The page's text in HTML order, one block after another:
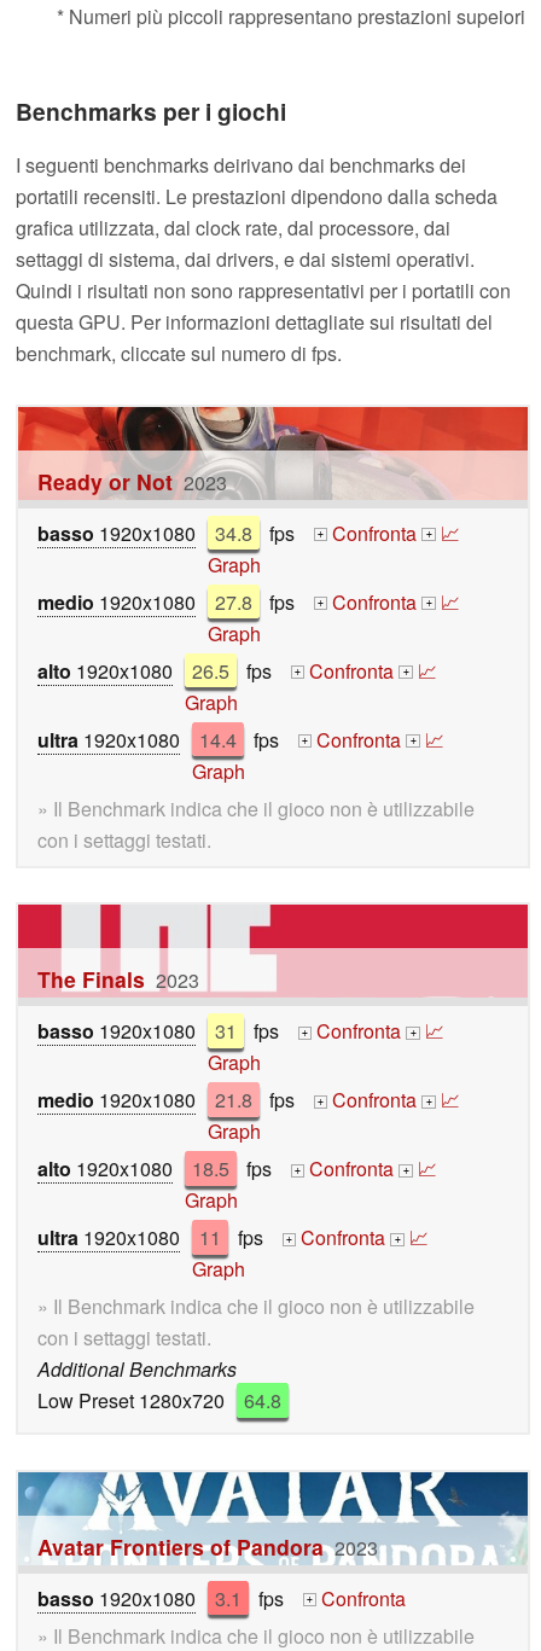
* Numeri più piccoli rappresentano prestazioni supeiori
Benchmarks per i giochi
I seguenti benchmarks deirivano dai benchmarks dei
portatili recensiti. Le prestazioni dipendono dalla scheda
grafica utilizzata, dal clock rate, dal processore, dai
settaggi di sistema, dai drivers, e dai sistemi operativi.
Quindi i risultati non sono rappresentativi per i portatili con
questa GPU. Per informazioni dettagliate sui risultati del
benchmark, cliccate sul numero di fps.
Ready or Not 2023
basso 1920x1080 34.8 fps + Confronta + 📈
Graph
medio 1920x1080 27.8 fps + Confronta + 📈
Graph
alto 1920x1080 26.5 fps + Confronta + 📈
Graph
ultra 1920x1080 14.4 fps + Confronta + 📈
Graph
» Il Benchmark indica che il gioco non è utilizzabile
con i settaggi testati.
The Finals 2023
basso 1920x1080 31 fps + Confronta + 📈
Graph
medio 1920x1080 21.8 fps + Confronta + 📈
Graph
alto 1920x1080 18.5 fps + Confronta + 📈
Graph
ultra 1920x1080 11 fps + Confronta + 📈
Graph
» Il Benchmark indica che il gioco non è utilizzabile
con i settaggi testati.
Additional Benchmarks
Low Preset 1280x720
64.8
Avatar Frontiers of Pandora 2023
basso 1920x1080 3.1 fps +
Confronta
» Il Benchmark indica che il gioco non è utilizzabile